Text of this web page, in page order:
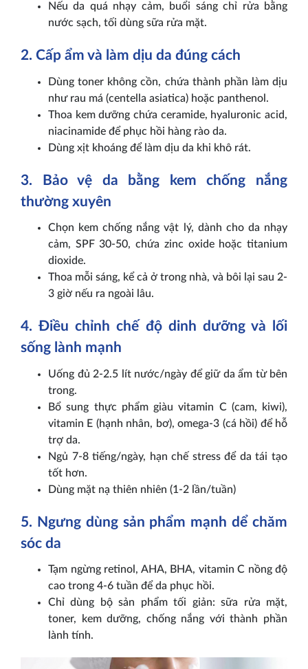
Nếu da quá nhạy cảm, buổi sáng chỉ rửa bằng
nước sạch, tối dùng sữa rửa mặt.
2. Cấp ẩm và làm dịu da đúng cách
Dùng toner không cồn, chứa thành phần làm dịu
như rau má (centella asiatica) hoặc panthenol.
Thoa kem dưỡng chứa ceramide, hyaluronic acid,
niacinamide để phục hồi hàng rào da.
Dùng xịt khoáng để làm dịu da khi khô rát.
3. Bảo vệ da bằng kem chống nắng
thường xuyên
Chọn kem chống nắng vật lý, dành cho da nhạy
cảm, SPF 30-50, chứa zinc oxide hoặc titanium
dioxide.
Thoa mỗi sáng, kể cả ở trong nhà, và bôi lại sau 2-
3 giờ nếu ra ngoài lâu.
4. Điều chỉnh chế độ dinh dưỡng và lối
sống lành mạnh
Uống đủ 2-2.5 lít nước/ngày để giữ da ẩm từ bên
trong.
Bổ sung thực phẩm giàu vitamin C (cam, kiwi),
vitamin E (hạnh nhân, bơ), omega-3 (cá hồi) để hỗ
trợ da.
Ngủ 7-8 tiếng/ngày, hạn chế stress để da tái tạo
tốt hơn.
Dùng mặt nạ thiên nhiên (1-2 lần/tuần)
5. Ngưng dùng sản phẩm mạnh dể chăm
sóc da
Tạm ngừng retinol, AHA, BHA, vitamin C nồng độ
cao trong 4-6 tuần để da phục hồi.
Chỉ dùng bộ sản phẩm tối giản: sữa rửa mặt,
toner, kem dưỡng, chống nắng với thành phần
lành tính.